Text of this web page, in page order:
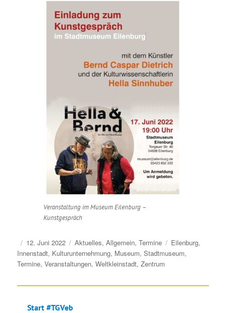
Veranstaltung im Museum Eilenburg –
Kunstgespräch
Veröffentlicht
am
12. Juni 2022 Kategorien
Aktuelles,Allgemein,Termine Schlagwörter
Eilenburg,
Innenstadt, Kulturunternehmung, Museum,Stadtmuseum,
Termine,Veranstaltungen,Weltkleinstadt,Zentrum
Start #TGVeb